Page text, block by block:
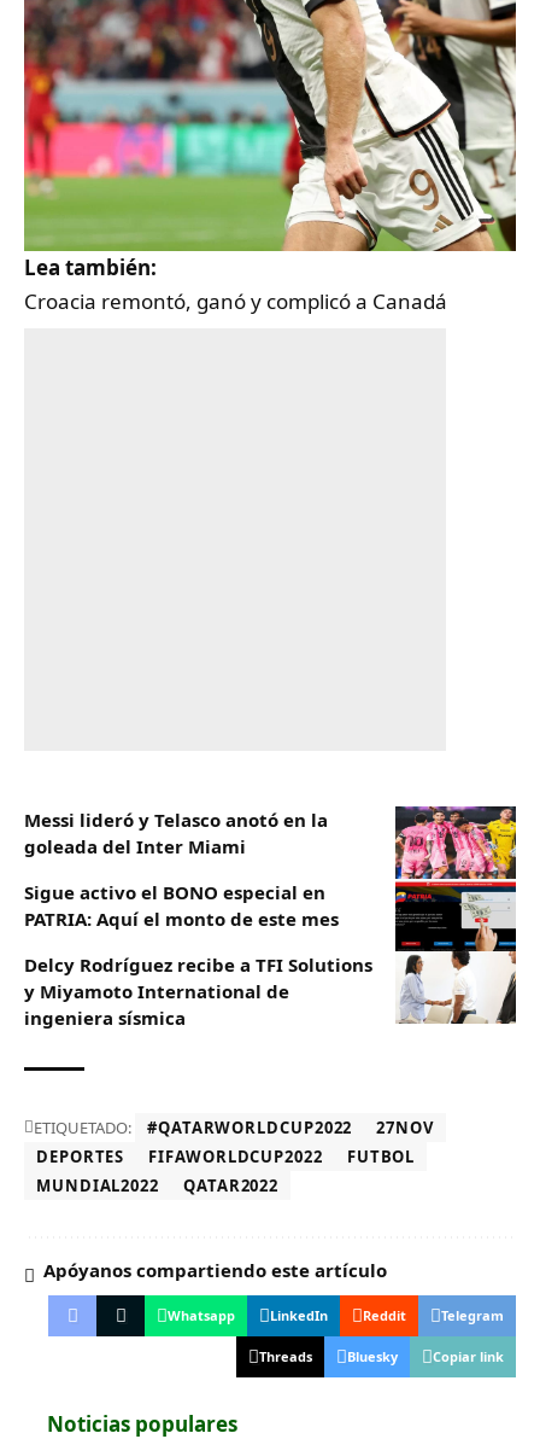
Lea también:
Croacia remontó, ganó y complicó a Canadá
Messi lideró y Telasco anotó en la
goleada del Inter Miami
Sigue activo el BONO especial en
PATRIA: Aquí el monto de este mes
Delcy Rodríguez recibe a TFI Solutions
y Miyamoto International de
ingeniera sísmica
ETIQUETADO: #QATARWORLDCUP2022
27NOV
DEPORTES
FIFAWORLDCUP2022
FUTBOL
MUNDIAL2022
QATAR2022
Apóyanos compartiendo este artículo
Whatsapp LinkedIn Reddit Telegram
Threads Bluesky Copiar link
Noticias populares